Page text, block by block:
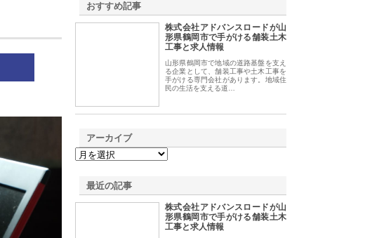
おすすめ記事
株式会社アドバンスロードが山
形県鶴岡市で手がける舗装土木
工事と求人情報
山形県鶴岡市で地域の道路基盤を支え
る企業として、舗装工事や土木工事を
手がける専門会社があります。地域住
民の生活を支える道…
アーカイブ
最近の記事
株式会社アドバンスロードが山
形県鶴岡市で手がける舗装土木
工事と求人情報